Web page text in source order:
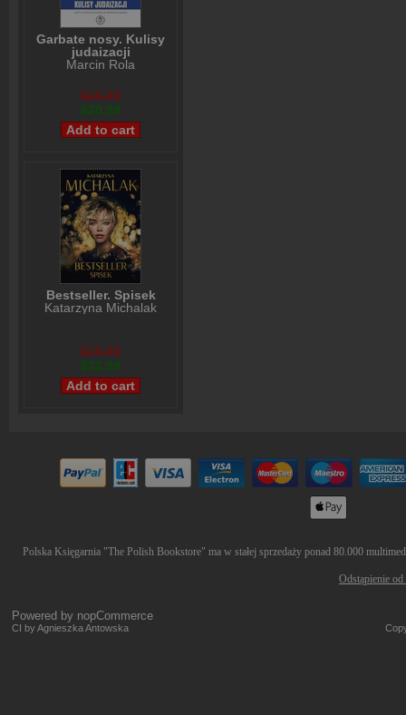
Garbate nosy. Kulisy
judaizacji
Marcin Rola
$26,99
$20,99
Bestseller. Spisek
Katarzyna Michalak
$29,99
$22,99
Polska Księgarnia "The Polish Bookstore" ma w stałej sprzedaży ponad 80.000
Odstąpienie
Powered by nopCommerce
CI by Agnieszka Antowska